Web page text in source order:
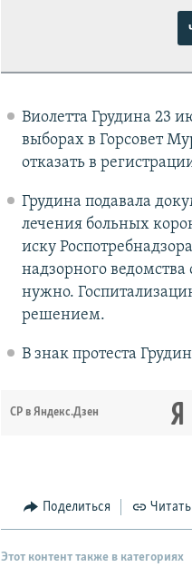
Виолетта Грудина 23
выборах в Горсовет
отказать в
Грудина подавала
лечения больных
иску
надзорного
нужно.
решением.
В знак протеста
СР в Яндекс.Дзен
Поделиться
Этот контент также в категориях